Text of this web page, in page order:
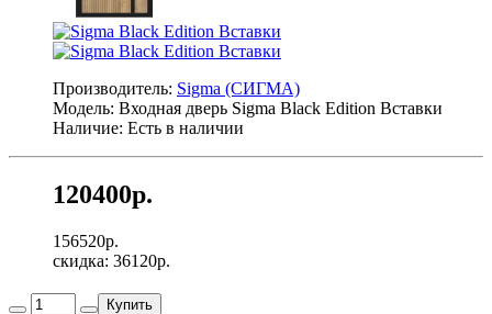
Производитель: Sigma (СИГМА)
Модель: Входная дверь Sigma Black Edition Вставки
Наличие: Есть в наличии
120400р.
156520р.
скидка: 36120р.
Купить